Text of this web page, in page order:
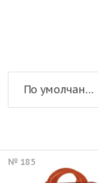
По умолчанию
№ 185